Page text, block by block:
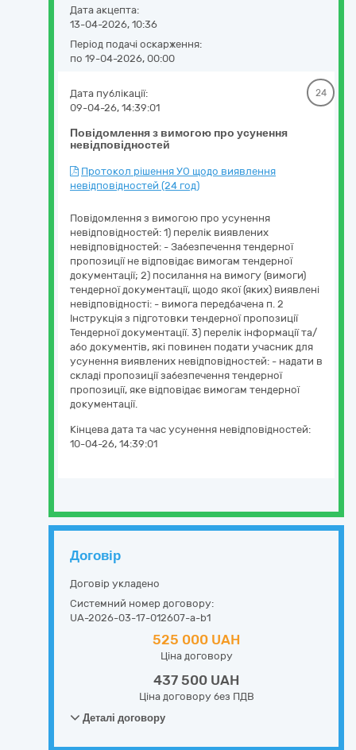
Дата акцепта:
13-04-2026, 10:36
Період подачі оскарження:
по 19-04-2026, 00:00
Повідомлення з вимогою про усунення
невідповідностей
Дата публікації:
09-04-26, 14:39:01
24
Протокол рішення УО щодо виявлення
невідповідностей (24 год)
Повідомлення з вимогою про усунення
невідповідностей: 1) перелік виявлених
невідповідностей: - Забезпечення тендерної
пропозиції не відповідає вимогам тендерної
документації; 2) посилання на вимогу (вимоги)
тендерної документації, щодо якої (яких) виявлені
невідповідності: - вимога передбачена п. 2
Інструкція з підготовки тендерної пропозиції
Тендерної документації. 3) перелік інформації та/
або документів, які повинен подати учасник для
усунення виявлених невідповідностей: - надати в
складі пропозиції забезпечення тендерної
пропозиції, яке відповідає вимогам тендерної
документації.
Кінцева дата та час усунення невідповідностей:
10-04-26, 14:39:01
Договір
Договір укладено
Системний номер договору:
UA-2026-03-17-012607-a-b1
525 000 UAH
Ціна договору
437 500 UAH
Ціна договору без ПДВ
Деталі договору